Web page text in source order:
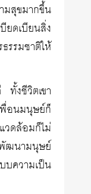
มสุขมากขึ้น
ดเบียนสิ่ง
รมชาติให้
งชีวิตเขา
อนมนุษย์ก็
ดล้อมก็ไม่
ฒนามนุษย์
บความเป็น